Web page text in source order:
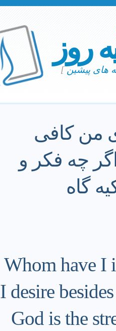
روز
های پیشین]
من كافى
چه فكر و
گاه
Whom have I
I desire
God is the